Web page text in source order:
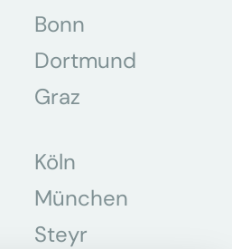
Bonn
Dortmund
Graz
Köln
München
Steyr